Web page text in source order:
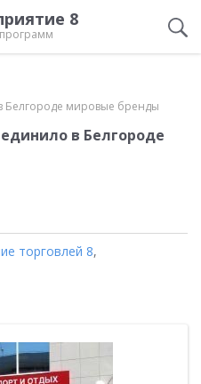
8
Белгороде мировые бренды
в Белгороде
торговлей 8,